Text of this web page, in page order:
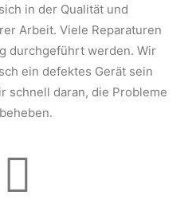
in der Qualität und
Arbeit. Viele Reparaturen
durchgeführt werden. Wir
ein defektes Gerät sein
schnell daran, die Probleme